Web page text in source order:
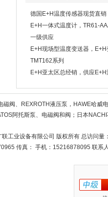
德国E+H温度传感器现货直销
E+H一体式温度计，TR61-
一级供应
E+H现场型温度变送器，E+H
TMT162系列
E+H亚太区总经销，供应
磁阀、REXROTH液压泵，HAWE哈威
阿托斯泵、电磁阀和阀；日本
联工业设备有限公司 版权所有 总访问量
传真： 手机：15216878095 联系